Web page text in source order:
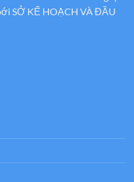
SỞ KẾ HOẠCH VÀ ĐẦU